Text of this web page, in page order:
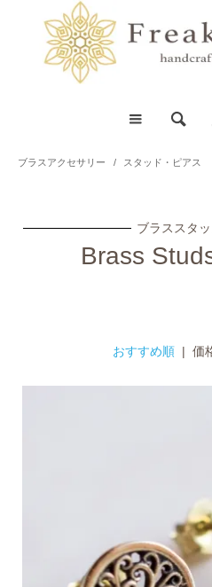
ブラスアクセサリー / スタッド・ピアス
ブラススタ
Brass
おすすめ順 | 価